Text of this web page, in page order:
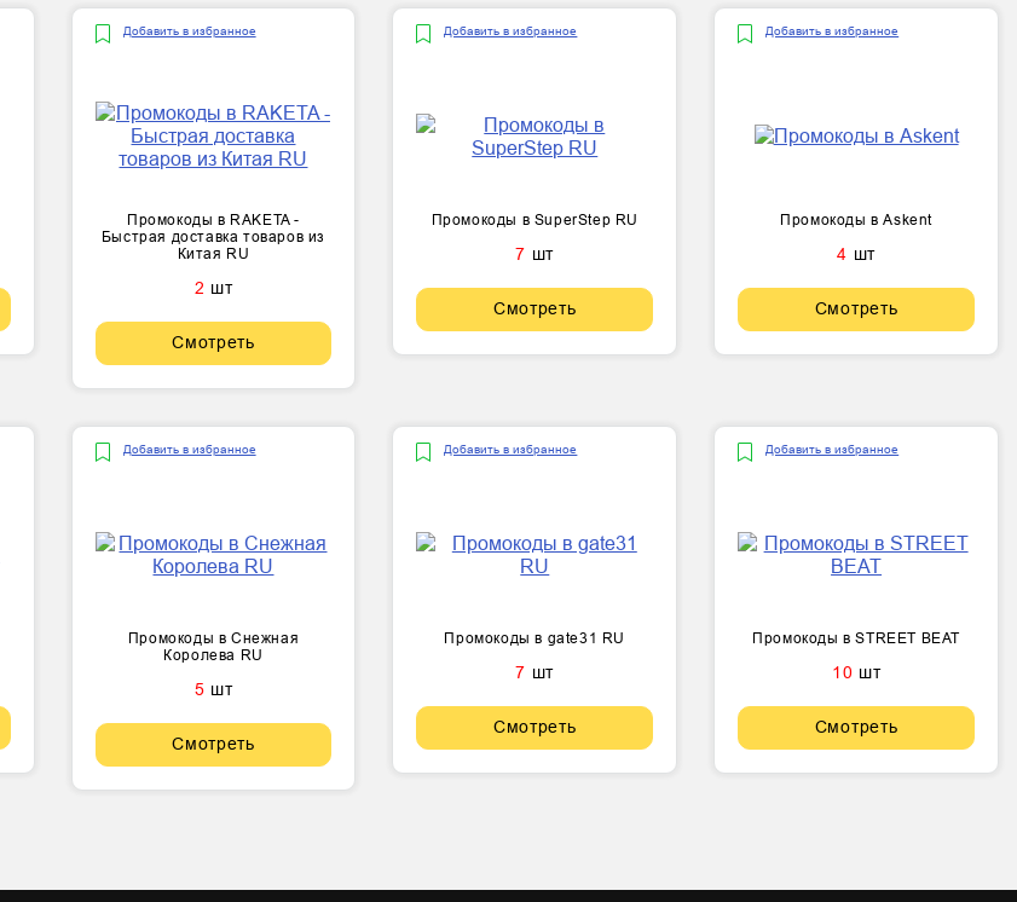
Добавить в избранное
Промокоды в RAKETA -
Быстрая доставка товаров из
Китая RU
2 шт
Смотреть
Добавить в избранное
Промокоды в SuperStep RU
7 шт
Смотреть
Добавить в избранное
Промокоды в Askent
4 шт
Смотреть
Добавить в избранное
Промокоды в Снежная
Королева RU
5 шт
Смотреть
Добавить в избранное
Промокоды в gate31 RU
7 шт
Смотреть
Добавить в избранное
Промокоды в STREET BEAT
10 шт
Смотреть